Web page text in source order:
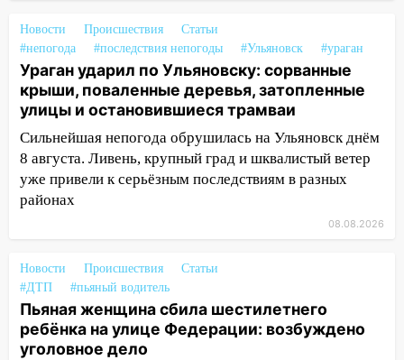
после непогоды
13:59
В Новом городе ураганным
ветром сорвало опалубку со
строящегося дома
13:54
В мэрии Ульяновска рассказали,
как устраняют последствия мощного
шторма
13:49
Ульяновск: дерево рухнуло на дом на
13:47
На Нижней Террасе мощным
ветром вырвало дерево с корнем
13:46 Сильный ветер сорвал крышу с
СТО на проспекте Созидателей
Новости Происшествия
Статьи
#непогода
#последствия непогоды #Ульяновск #ураган
Ураган ударил по Ульяновску: сорванные
крыши, поваленные деревья, затопленные
улицы и остановившиеся трамваи
Сильнейшая непогода обрушилась на Ульяновск днём
8 августа. Ливень, крупный град и шквалистый ветер
уже привели к серьёзным последствиям в разных
районах
08.08.2026
Новости Происшествия
Статьи
#ДТП
#пьяный водитель
Пьяная женщина сбила шестилетнего
ребёнка на улице Федерации: возбуждено
уголовное дело